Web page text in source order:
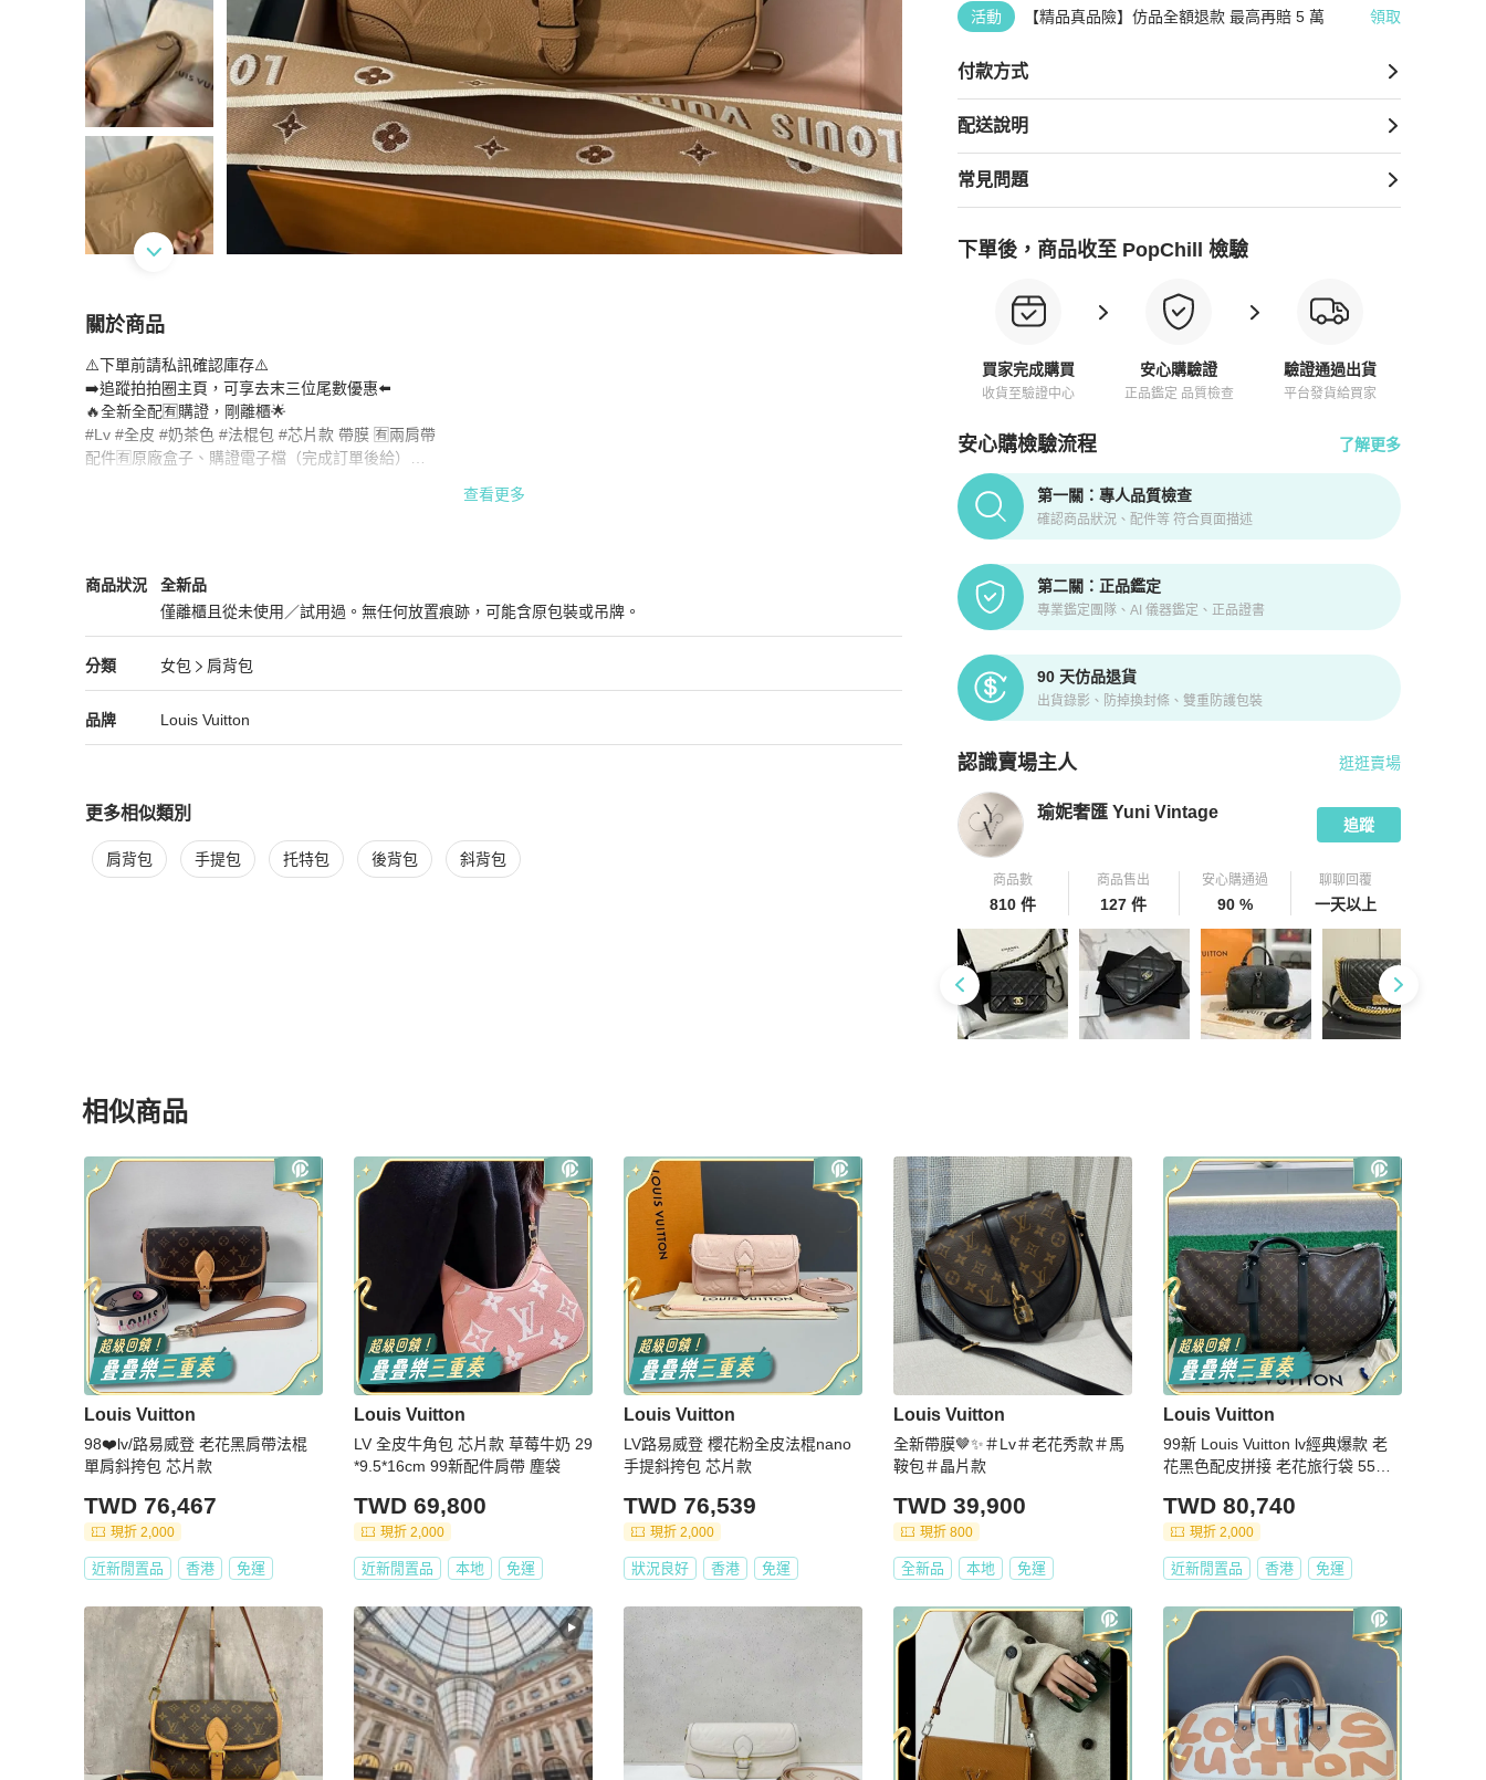
活動 【精品真品險】仿品全額退款 最高再賠 5 萬 領取
付款方式
配送說明
常見問題
下單後，商品收至 PopChill 檢驗
買家完成購買
收貨至驗證中心
安心購驗證
正品鑑定 品質檢查
驗證通過出貨
平台發貨給買家
安心購檢驗流程 了解更多
PopChill拍拍圈正品驗證、安心購檢驗流程介紹
第一關：專人品質檢查
確認商品狀況、配件等 符合頁面描述
第二關：正品鑑定
專業鑑定團隊、AI 儀器鑑定、正品證書
90 天仿品退貨
出貨錄影、防掉換封條、雙重防護包裝
認識賣場主人
PopChill 拍拍圈嚴選賣家 介紹
逛逛賣場
瑜妮奢匯 Yuni Vintage
追蹤
商品數
810 件
商品售出
127 件
安心購通過
90 %
聊聊回覆
一天以上
關於商品
關於🔥全新全配🈶️購證，剛離櫃🌟 #Lv #全皮 #奶茶色 #法棍包 #芯片款 帶膜 🈶️兩肩帶
⚠️下單前請私訊確認庫存⚠️
➡️追蹤拍拍圈主頁，可享去末三位尾數優惠⬅️
🔥全新全配🈶️購證，剛離櫃🌟
#Lv #全皮 #奶茶色 #法棍包 #芯片款 帶膜 🈶️兩肩帶
配件🈶️原廠盒子、購證電子檔（完成訂單後給）
4⃣️商品雖為全新品，但畢竟離櫃，閒置感勿高標
5⃣️部分商品提供網圖作穿搭參考，包況以實拍為主
6⃣️議價後談好不買的直接封鎖，不要浪費彼此時間
查看更多
商品狀況
Louis Vuitton女包商品狀態與細節
全新品
僅離櫃且從未使用／試用過。無任何放置痕跡，可能含原包裝或吊牌。
全新品
分類
Louis Vuitton女包 分類資訊
女包
肩背包
女包/肩背包推薦
品牌
Louis Vuitton精品女包品牌介紹
Louis Vuitton
Louis Vuitton推薦清單
更多相似類別
更多Louis Vuitton女包 相似商品推薦
肩背包 手提包 托特包 後背包 斜背包
相似商品
更多相似Louis Vuitton女包推薦精品
Louis Vuitton
98❤️lv/路易威登 老花黑肩帶法棍
單肩斜挎包 芯片款
TWD 76,467
現折 2,000
近新閒置品 香港 免運
Louis Vuitton
LV 全皮牛角包 芯片款 草莓牛奶 29
*9.5*16cm 99新配件肩帶 塵袋
TWD 69,800
現折 2,000
近新閒置品 本地 免運
Louis Vuitton
LV路易威登 櫻花粉全皮法棍nano
手提斜挎包 芯片款
TWD 76,539
現折 2,000
狀況良好 香港 免運
Louis Vuitton
全新帶膜🤎✨＃Lv＃老花秀款＃馬
鞍包＃晶片款
TWD 39,900
現折 800
全新品 本地 免運
Louis Vuitton
99新 Louis Vuitton lv經典爆款 老
花黑色配皮拼接 老花旅行袋 55尺
TWD 80,740
現折 2,000
近新閒置品 香港 免運